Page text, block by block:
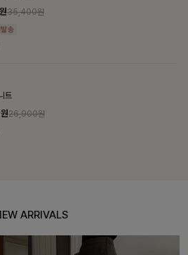
원79,400원
ARRIVALS